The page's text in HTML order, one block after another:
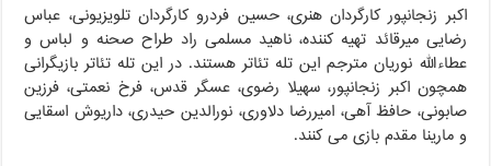
اکبر زنجانپور کارگردان هنری، حسین فردرو کارگردان تلویزیونی، عباس
رضایی میرقائد تهیه کننده، ناهید مسلمی راد طراح صحنه و لباس و
عطاءالله نوریان مترجم این تله تئاتر هستند. در این تله تئاتر بازیگرانی
همچون اکبر زنجانپور، سهیلا رضوی، عسگر قدس، فرخ نعمتی، فرزین
صابونی، حافظ آهی، امیررضا دلاوری، نورالدین حیدری، داریوش اسقایی
و مارینا مقدم بازی می کنند.